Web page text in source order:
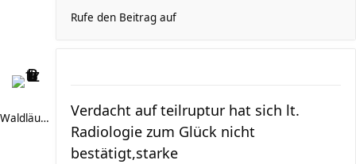
Rufe den Beitrag auf
Waldläufer 66
Verdacht auf teilruptur hat sich lt.
Radiologie zum Glück nicht
bestätigt,starke